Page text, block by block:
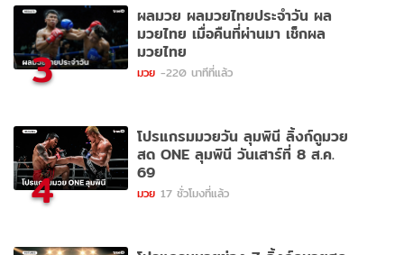
3
ผลมวย ผลมวยไทยประจำวัน ผล
มวยไทย เมื่อคืนที่ผ่านมา เช็กผล
มวยไทย
มวย -220 นาทีที่แล้ว
4
โปรแกรมมวยวัน ลุมพินี ลิ้งก์ดูมวย
สด ONE ลุมพินี วันเสาร์ที่ 8 ส.ค.
69
มวย 17 ชั่วโมงที่แล้ว